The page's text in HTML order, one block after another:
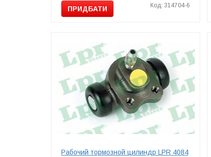
ПРИДБАТИ Код: 314704-6
Рабочий тормозной цилиндр LPR 4084